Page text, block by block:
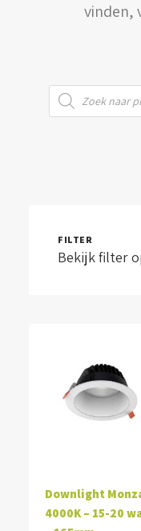
vinden,
Producten
zoeken
FILTER
Bekijk filter
Downlight
4000K – 15-20